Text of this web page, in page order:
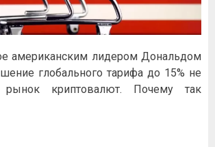
американским лидером Дональдом
глобального тарифа до 15% не
криптовалют. Почему так